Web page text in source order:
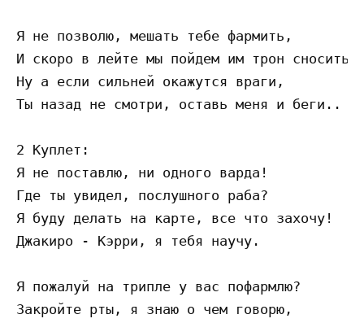
Я не позволю, мешать тебе фармить,
И скоро в лейте мы пойдем им трон сносить,
Ну а если сильней окажутся враги,
Ты назад не смотри, оставь меня и беги..
2 Куплет:
Я не поставлю, ни одного варда!
Где ты увидел, послушного раба?
Я буду делать на карте, все что захочу!
Джакиро - Кэрри, я тебя научу.
Я пожалуй на трипле у вас пофармлю?
Закройте рты, я знаю о чем говорю,